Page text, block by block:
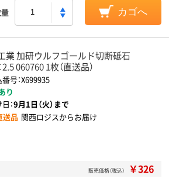
カゴへ
業 加研ウルフゴールド切断砥石
060760 1枚（直送品）
号：X699935
り
：9月1日（火）まで
送品 関西ロジスからお届け
販売価格（税込） ￥326